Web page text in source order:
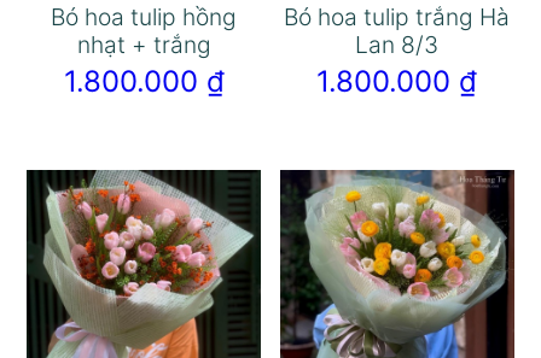
Bó hoa tulip hồng
nhạt + trắng
1.800.000 ₫
Bó hoa tulip trắng Hà
Lan 8/3
1.800.000 ₫